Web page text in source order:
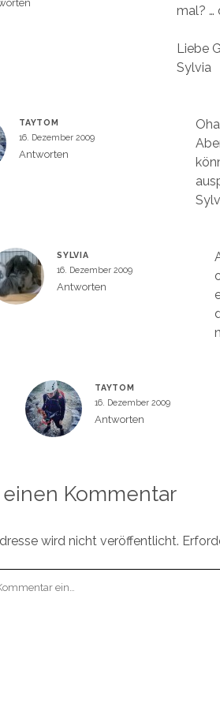
mal? …
Liebe
Sylvia
TAYTOM
16. Dezember 2009
Antworten
SYLVIA
16. Dezember 2009
Antworten
TAYTOM
16. Dezember 2009
Antworten
Kommentar
wird nicht veröffentlicht.